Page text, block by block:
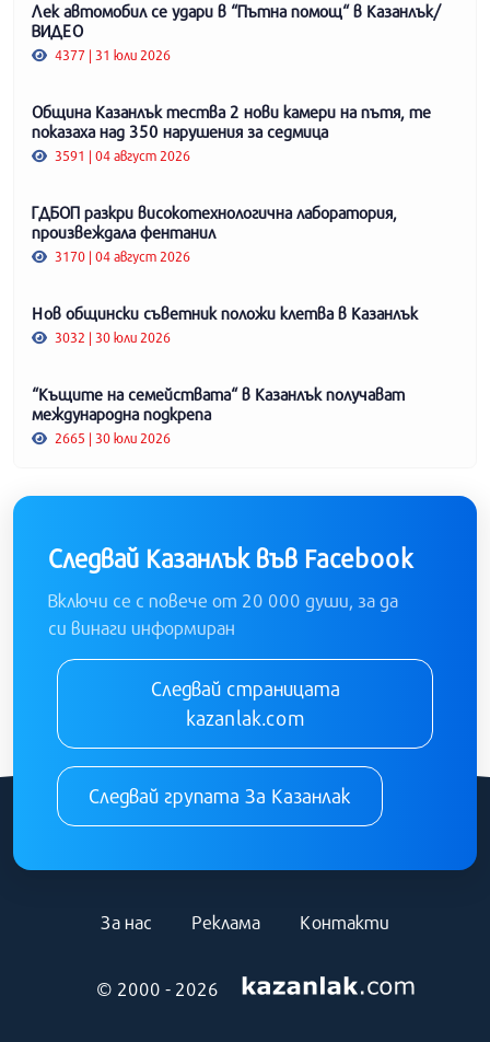
Лек автомобил се удари в “Пътна помощ“ в Казанлък/
ВИДЕО
4377 | 31 юли 2026
Община Казанлък тества 2 нови камери на пътя, те
показаха над 350 нарушения за седмица
3591 | 04 август 2026
ГДБОП разкри високотехнологична лаборатория,
произвеждала фентанил
3170 | 04 август 2026
Нов общински съветник положи клетва в Казанлък
3032 | 30 юли 2026
“Къщите на семействата“ в Казанлък получават
международна подкрепа
2665 | 30 юли 2026
Следвай Казанлък във Facebook
Включи се с повече от 20 000 души, за да
си винаги информиран
Следвай страницата
kazanlak.com
Следвай групата За Казанлак
© 2000 - 2026
За нас Реклама Контакти